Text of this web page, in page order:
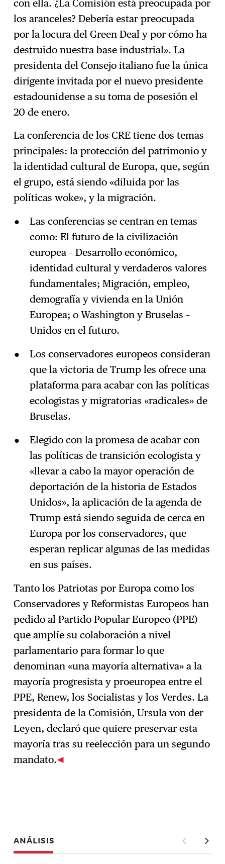
con ella. ¿La Comisión está preocupada por
los aranceles? Debería estar preocupada
por la locura del Green Deal y por cómo ha
destruido nuestra base industrial». La
presidenta del Consejo italiano fue la única
dirigente invitada por el nuevo presidente
estadounidense a su toma de posesión el
20 de enero.
La conferencia de los CRE tiene dos temas
principales: la protección del patrimonio y
la identidad cultural de Europa, que, según
el grupo, está siendo «diluida por las
políticas woke», y la migración.
Las conferencias se centran en temas
como: El futuro de la civilización
europea – Desarrollo económico,
identidad cultural y verdaderos valores
fundamentales; Migración, empleo,
demografía y vivienda en la Unión
Europea; o Washington y Bruselas –
Unidos en el futuro.
Los conservadores europeos consideran
que la victoria de Trump les ofrece una
plataforma para acabar con las políticas
ecologistas y migratorias «radicales» de
Bruselas.
Elegido con la promesa de acabar con
las políticas de transición ecologista y
«llevar a cabo la mayor operación de
deportación de la historia de Estados
Unidos», la aplicación de la agenda de
Trump está siendo seguida de cerca en
Europa por los conservadores, que
esperan replicar algunas de las medidas
en sus países.
Tanto los Patriotas por Europa como los
Conservadores y Reformistas Europeos han
pedido al Partido Popular Europeo (PPE)
que amplíe su colaboración a nivel
parlamentario para formar lo que
denominan «una mayoría alternativa» a la
mayoría progresista y proeuropea entre el
PPE, Renew, los Socialistas y los Verdes. La
presidenta de la Comisión, Ursula von der
Leyen, declaró que quiere preservar esta
mayoría tras su reelección para un segundo
mandato.
ANÁLISIS